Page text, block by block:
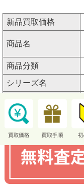
新品買取価格
商品名
商品分類
シリーズ名